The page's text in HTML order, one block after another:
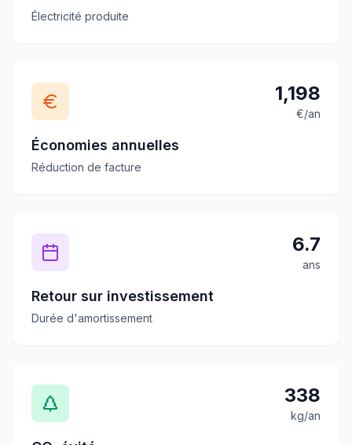
Électricité produite
1,198
€/an
Économies annuelles
Réduction de facture
6.7
ans
Retour sur investissement
Durée d'amortissement
338
kg/an